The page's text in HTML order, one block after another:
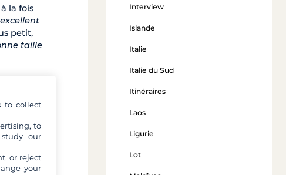
la fois
petit,
taille
Interview
Islande
Italie
Italie du Sud
Itinéraires
Laos
Ligurie
Lot
to collect
to
our
or reject
your